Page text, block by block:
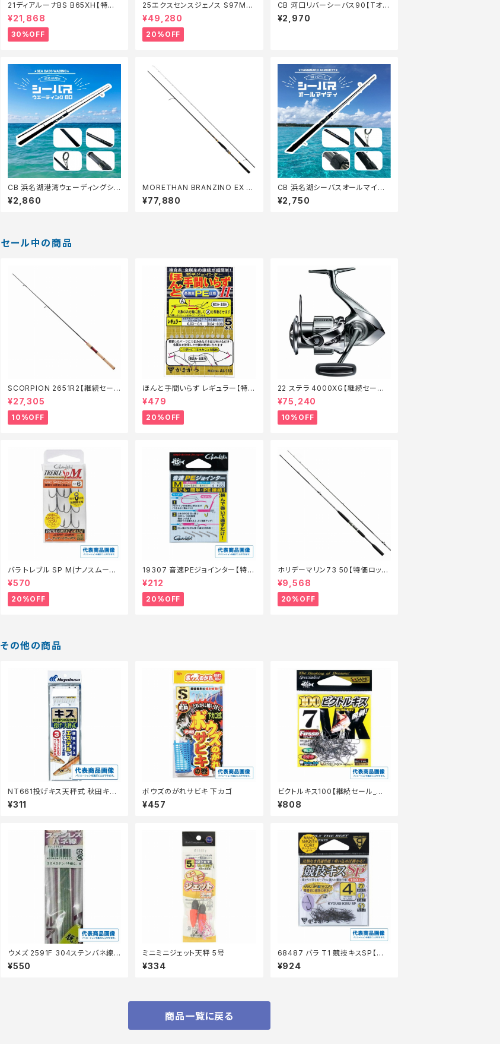
21ディアルーナBS B65XH【特価
ロッド】【30】
¥21,868
30%OFF
25エクスセンスジェノス S97MH/
F【特価ロッド】【20】
¥49,280
20%OFF
CB 河口リバーシーバス90【Tオ
リ】
¥2,970
CB 浜名湖港湾ウェーディングシ
ーバス80【Tオリ】
¥2,860
MORETHAN BRANZINO EX A
GS 93L/M S
¥77,880
CB 浜名湖シーバスオールマイティ
86【Tオリ】
¥2,750
セール中の商品
SCORPION 2651R2【継続セール
_ロッド】【10】
¥27,305
10%OFF
ほんと手間いらず レギュラー【特価
仕掛】【20】
¥479
20%OFF
22 ステラ 4000XG【継続セール_
リール】【10】
¥75,240
10%OFF
バラ トレブル SP M(ナノスムース
コート)【特価仕掛】【20】
¥570
20%OFF
19307 音速PEジョインター【特価
仕掛】【20】
¥212
20%OFF
ホリデーマリン73 50【特価ロッ
ド】【20】
¥9,568
20%OFF
その他の商品
NT661投げキス天秤式 秋田キツ
ネ茶3本6-1
¥311
ボウズのがれサビキ 下カゴ
¥457
ビクトルキス100【継続セール_仕
掛】
¥808
ウメズ 2591F 304ステンバネ線
0.6
¥550
ミニミニジェット天秤 5号
¥334
68487 バラ T1 競技キスSP【継
続セール_仕掛】
¥924
商品一覧に戻る